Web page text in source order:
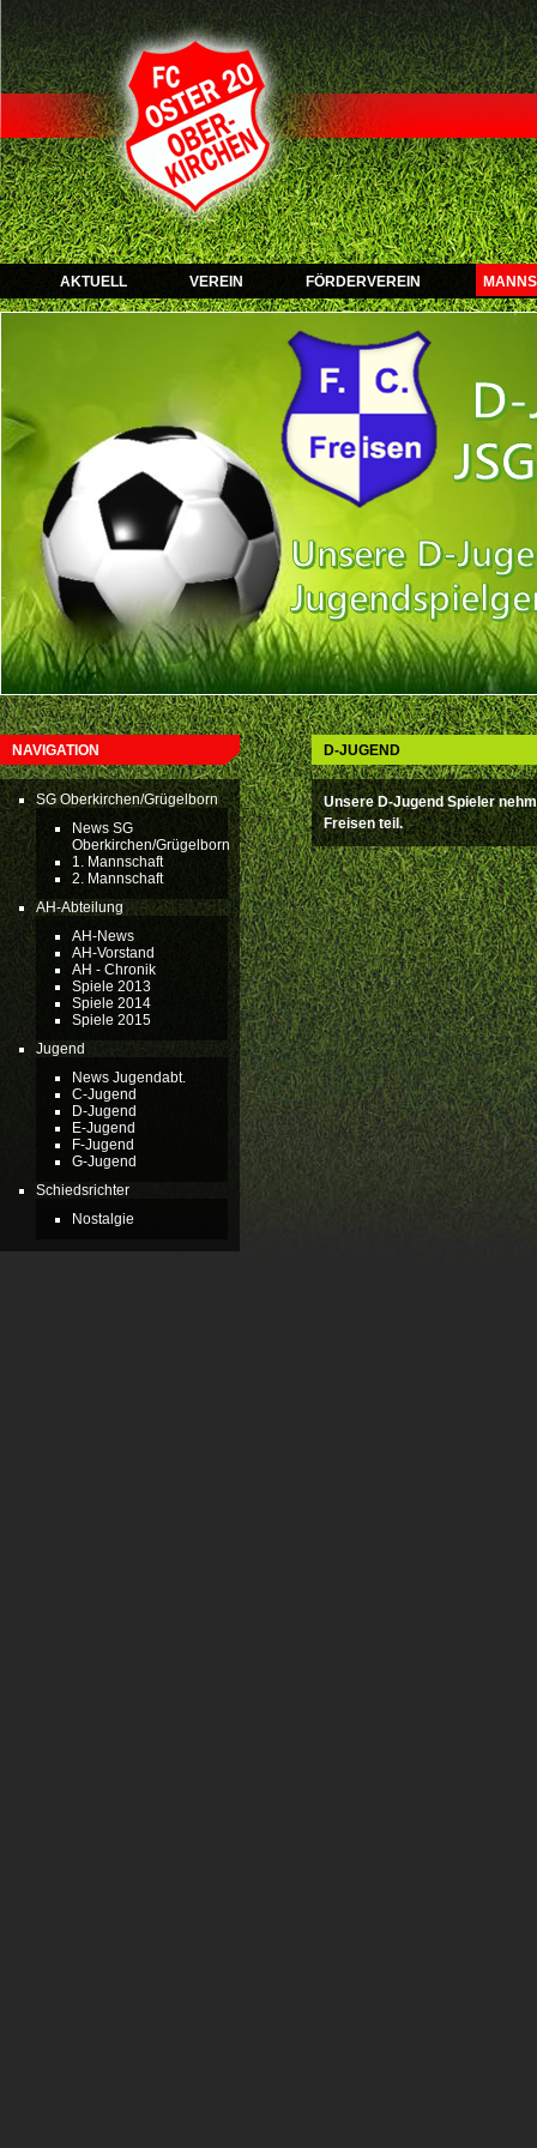
AKTUELL VEREIN FÖRDERVEREIN
NAVIGATION
SG Oberkirchen/Grügelborn
News SG
Oberkirchen/Grügelborn
1. Mannschaft
2. Mannschaft
AH-Abteilung
AH-News
AH-Vorstand
AH - Chronik
Spiele 2013
Spiele 2014
Spiele 2015
Jugend
News Jugendabt.
C-Jugend
D-Jugend
E-Jugend
F-Jugend
G-Jugend
Schiedsrichter
Nostalgie
D-JUGEND
Unsere D-Jugend Spieler
Freisen teil.